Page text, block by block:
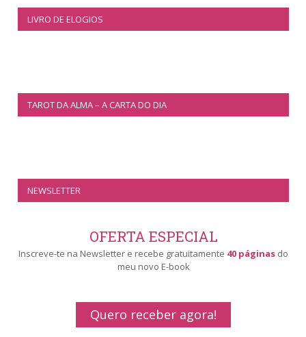
LIVRO DE ELOGIOS
TAROT DA ALMA – A CARTA DO DIA
NEWSLETTER
OFERTA ESPECIAL
Inscreve-te na Newsletter e recebe gratuitamente 40 páginas do
meu novo E-book
Quero receber agora!